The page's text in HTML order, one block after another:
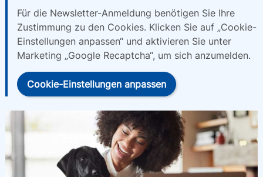
Für die Newsletter-Anmeldung benötigen Sie Ihre
Zustimmung zu den Cookies. Klicken Sie auf „Cookie-
Einstellungen anpassen“ und aktivieren Sie unter
Marketing „Google Recaptcha“, um sich anzumelden.
Cookie-Einstellungen anpassen